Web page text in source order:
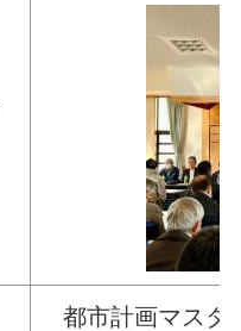
都市計画マスタ